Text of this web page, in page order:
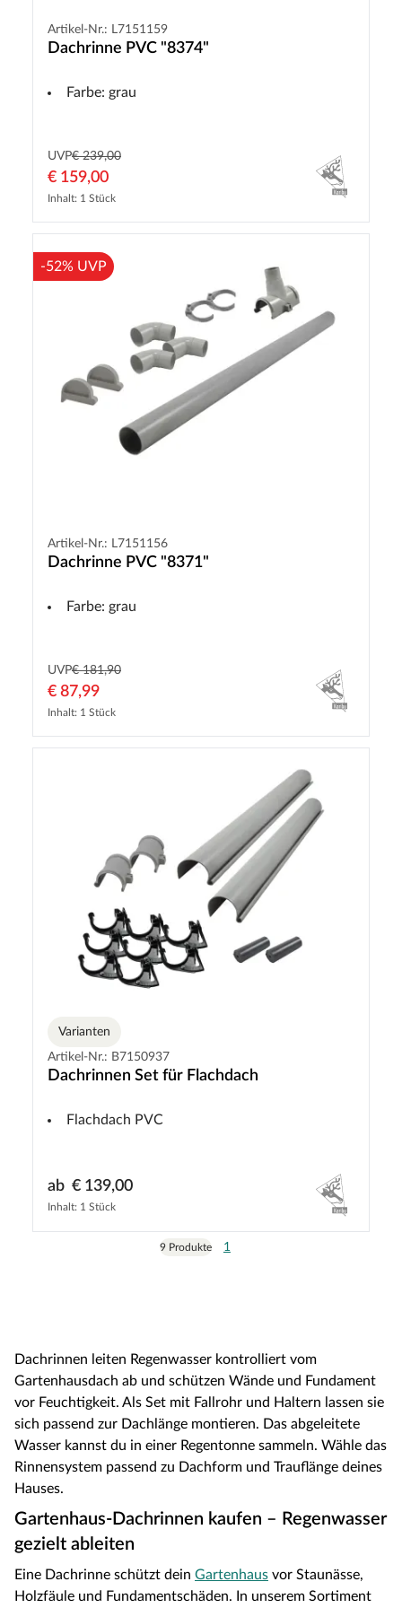
Artikel-Nr.: L7151159
Dachrinne PVC "8374"
Farbe: grau
UVP€ 239,00
€ 159,00
Inhalt: 1 Stück
-52% UVP
Artikel-Nr.: L7151156
Dachrinne PVC "8371"
Farbe: grau
UVP€ 181,90
€ 87,99
Inhalt: 1 Stück
Varianten
Artikel-Nr.: B7150937
Dachrinnen Set für Flachdach
Flachdach PVC
ab € 139,00
Inhalt: 1 Stück
9 Produkte 1
Dachrinnen leiten Regenwasser kontrolliert vom
Gartenhausdach ab und schützen Wände und Fundament
vor Feuchtigkeit. Als Set mit Fallrohr und Haltern lassen sie
sich passend zur Dachlänge montieren. Das abgeleitete
Wasser kannst du in einer Regentonne sammeln. Wähle das
Rinnensystem passend zu Dachform und Trauflänge deines
Hauses.
Gartenhaus-Dachrinnen kaufen – Regenwasser
gezielt ableiten
Eine Dachrinne schützt dein Gartenhaus vor Staunässe,
Holzfäule und Fundamentschäden. In unserem Sortiment